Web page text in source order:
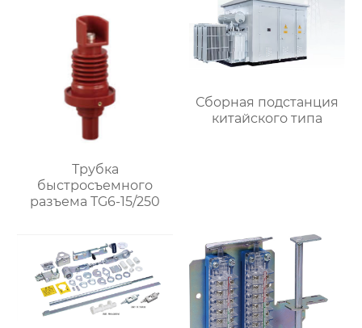
Трубка
быстросъемного
разъема TG6-15/250
Сборная подстанция
китайского типа